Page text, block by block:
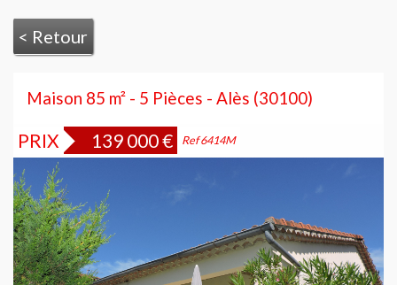
< Retour
Maison 85 m² - 5 Pièces - Alès (30100)
PRIX 139 000€ Ref 6414M
Bien vendu